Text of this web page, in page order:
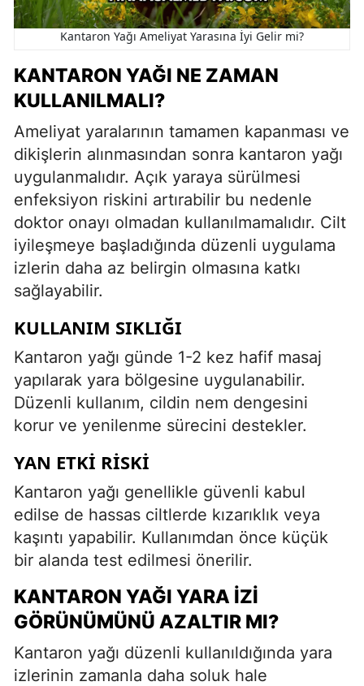
Kantaron Yağı Ameliyat Yarasına İyi Gelir mi?
KANTARON YAĞI NE ZAMAN
KULLANILMALI?
Ameliyat yaralarının tamamen kapanması ve
dikişlerin alınmasından sonra kantaron yağı
uygulanmalıdır. Açık yaraya sürülmesi
enfeksiyon riskini artırabilir bu nedenle
doktor onayı olmadan kullanılmamalıdır. Cilt
iyileşmeye başladığında düzenli uygulama
izlerin daha az belirgin olmasına katkı
sağlayabilir.
KULLANIM SIKLIĞI
Kantaron yağı günde 1-2 kez hafif masaj
yapılarak yara bölgesine uygulanabilir.
Düzenli kullanım, cildin nem dengesini
korur ve yenilenme sürecini destekler.
YAN ETKI RISKI
Kantaron yağı genellikle güvenli kabul
edilse de hassas ciltlerde kızarıklık veya
kaşıntı yapabilir. Kullanımdan önce küçük
bir alanda test edilmesi önerilir.
KANTARON YAĞI YARA İZI
GÖRÜNÜMÜNÜ AZALTIR MI?
Kantaron yağı düzenli kullanıldığında yara
izlerinin zamanla daha soluk hale